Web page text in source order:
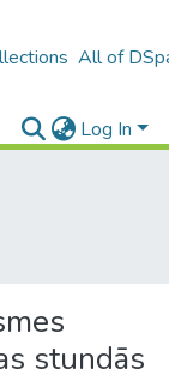
All of
Log In
stundās